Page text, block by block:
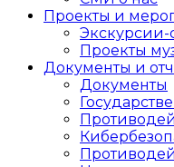
Проекты и
Экскурсии-
Проекты
Документы и
Документы